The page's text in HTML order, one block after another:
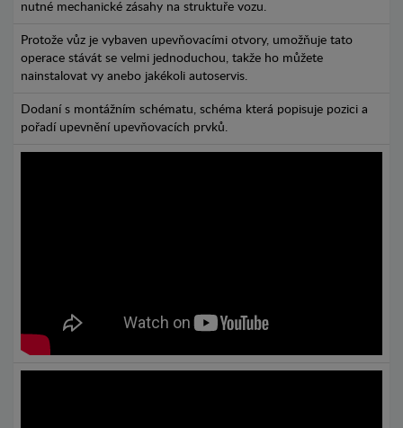
nutné mechanické zásahy na struktuře vozu.
Protože vůz je vybaven upevňovacími otvory, umožňuje tato
operace stávát se velmi jednoduchou, takže ho můžete
nainstalovat vy anebo jakékoli autoservis.
Dodaní s montážním schématu, schéma která popisuje pozici a
pořadí upevnění upevňovacích prvků.